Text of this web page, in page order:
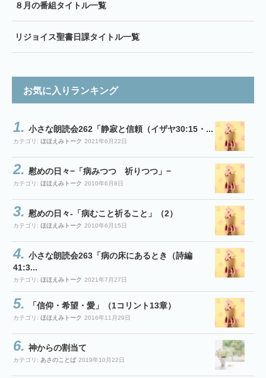
８月の番組タイトル一覧
リジョイス聖書日課タイトル一覧
お気に入りランキング
小さな朗読会262「静寂と信頼（イザヤ30:15・...
カテゴリ: ほほえみトーク 2021年6月22日
慰めの日々−「病みつつ 祈りつつ」−
カテゴリ: ほほえみトーク 2010年6月8日
慰めの日々-「病むこと祈ること」（2）
カテゴリ: ほほえみトーク 2010年6月15日
小さな朗読会263「病の床にあるとき（詩編
41:3...
カテゴリ: ほほえみトーク 2021年7月27日
「信仰・希望・愛」（1コリント13章）
カテゴリ: ほほえみトーク 2016年11月29日
神からの割当て
カテゴリ: あさのことば 2019年10月22日